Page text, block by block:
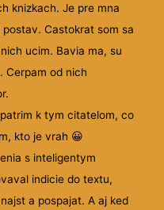
knizkach. Je pre mna
Castokrat som sa
ucim. Bavia ma, su
Cerpam od nich
k tym citatelom, co
kto je vrah 😀
s inteligentym
indicie do textu,
a pospajat. A aj ked